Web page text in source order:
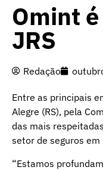
Omint
JRS
Redação
Entre as principais
Alegre (RS), pela
das mais
setor de seguros
“Estamos